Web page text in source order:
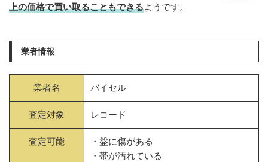
上の価格で買い取ることもできるようです。
業者情報
業者名 バイセル
査定対象 レコード
査定可能
・盤に傷がある
・帯が汚れている